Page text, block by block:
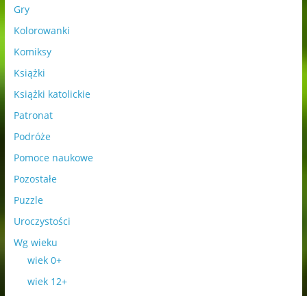
Gry
Kolorowanki
Komiksy
Książki
Książki katolickie
Patronat
Podróże
Pomoce naukowe
Pozostałe
Puzzle
Uroczystości
Wg wieku
wiek 0+
wiek 12+